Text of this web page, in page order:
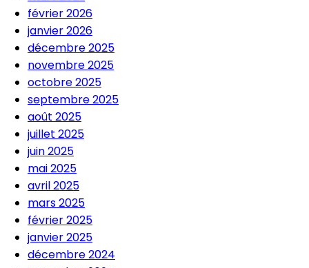
février 2026
janvier 2026
décembre 2025
novembre 2025
octobre 2025
septembre 2025
août 2025
juillet 2025
juin 2025
mai 2025
avril 2025
mars 2025
février 2025
janvier 2025
décembre 2024